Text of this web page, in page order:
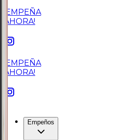
¡EMPEÑA
AHORA!
¡EMPEÑA
AHORA!
Empeños